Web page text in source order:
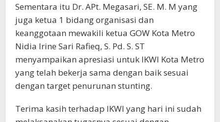
Sementara itu Dr. APt. Megasari, SE. M. M yang
juga ketua 1 bidang organisasi dan
keanggotaan mewakili ketua GOW Kota Metro
Nidia Irine Sari Rafieq, S. Pd. S. ST
menyampaikan apresiasi untuk IKWI Kota Metro
yang telah bekerja sama dengan baik sesuai
dengan target penurunan stunting.
Terima kasih terhadap IKWI yang hari ini sudah